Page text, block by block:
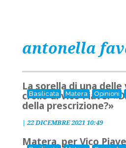
antonella
Basilicata Matera Opinioni
La sorella di una
crollo di vico Piave:
della prescrizione?»
| 22 DICEMBRE 2021 10:49
Matera, per Vico